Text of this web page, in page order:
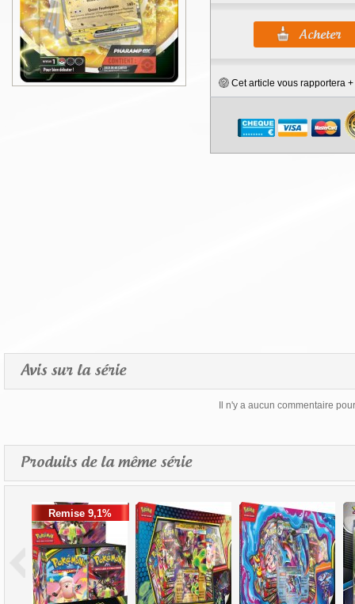
Cet article vous rapportera +
Avis sur la série
Il n'y a aucun commentaire
Produits de la même série
Remise 9,1%